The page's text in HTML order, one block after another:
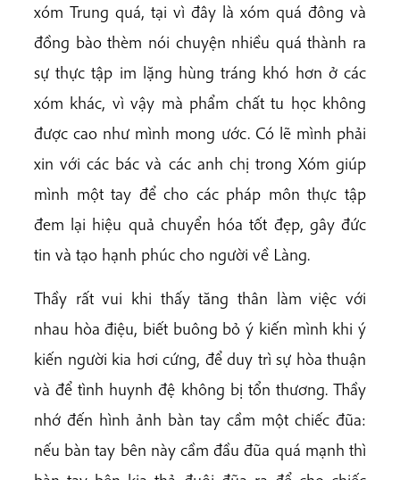
xóm Trung quá, tại vì đây là xóm quá đông và
đồng bào thèm nói chuyện nhiều quá thành ra
sự thực tập im lặng hùng tráng khó hơn ở các
xóm khác, vì vậy mà phẩm chất tu học không
được cao như mình mong ước. Có lẽ mình phải
xin với các bác và các anh chị trong Xóm giúp
mình một tay để cho các pháp môn thực tập
đem lại hiệu quả chuyển hóa tốt đẹp, gây đức
tin và tạo hạnh phúc cho người về Làng.
Thầy rất vui khi thấy tăng thân làm việc với
nhau hòa điệu, biết buông bỏ ý kiến mình khi ý
kiến người kia hơi cứng, để duy trì sự hòa thuận
và để tình huynh đệ không bị tổn thương. Thầy
nhớ đến hình ảnh bàn tay cầm một chiếc đũa:
nếu bàn tay bên này cầm đầu đũa quá mạnh thì